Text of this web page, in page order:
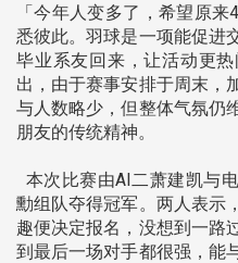
「今年人变多了，希望原
悉彼此。羽球是一项能促进
毕业系友回来，让活动更
出，由于赛事安排于周末，
与人数略少，但整体气氛仍
朋友的传统精神。
本次比赛由AI二萧建凯与
勳组队夺得冠军。两人表示
趣便决定报名，没想到一路
到最后一场对手都很强，能